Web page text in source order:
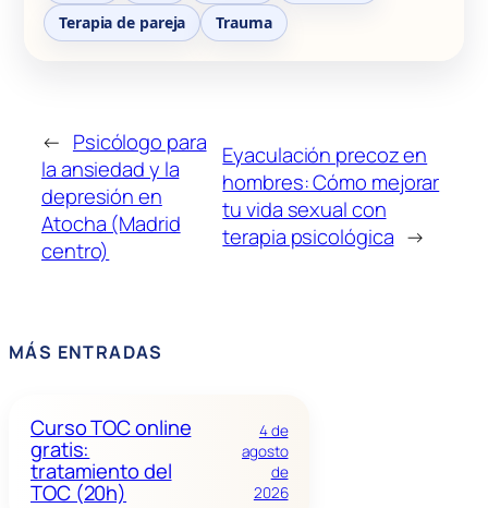
Terapia de pareja
Trauma
← Psicólogo para
la ansiedad y la
depresión en
Atocha (Madrid
centro)
Eyaculación precoz en
hombres: Cómo mejorar
tu vida sexual con
terapia psicológica →
MÁS ENTRADAS
Curso TOC online
gratis:
tratamiento del
TOC (20h)
4 de
agosto
de
2026